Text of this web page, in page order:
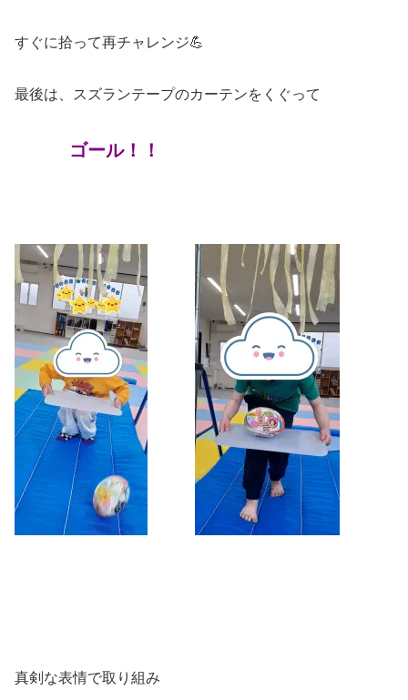
すぐに拾って再チャレンジ💪
最後は、スズランテープのカーテンをくぐって
ゴール！！
真剣な表情で取り組み